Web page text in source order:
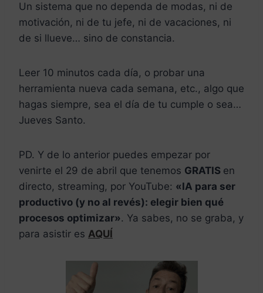
Un sistema que no dependa de modas, ni de
motivación, ni de tu jefe, ni de vacaciones, ni
de si llueve… sino de constancia.
Leer 10 minutos cada día, o probar una
herramienta nueva cada semana, etc., algo que
hagas siempre, sea el día de tu cumple o sea…
Jueves Santo.
​PD. Y de lo anterior puedes empezar por
venirte el 29 de abril que tenemos GRATIS en
directo, streaming, por YouTube: «IA para ser
productivo (y no al revés): elegir bien qué
procesos optimizar». Ya sabes, no se graba, y
para asistir es AQUÍ